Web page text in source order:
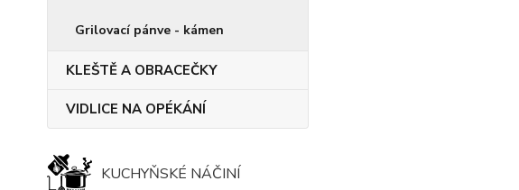
Grilovací pánve - kámen
KLEŠTĚ A OBRACEČKY
VIDLICE NA OPÉKÁNÍ
KUCHYŇSKÉ NÁČINÍ